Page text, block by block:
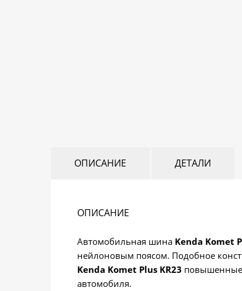
ОПИСАНИЕ ДЕТАЛИ
ОПИСАНИЕ
Автомобильная шина Kenda Komet
нейлоновым поясом. Подобное
Kenda Komet Plus KR23 повышенные
автомобиля.